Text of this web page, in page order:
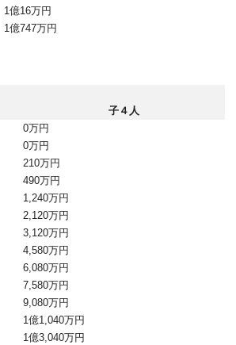
1億16万円
1億747万円
子４人
0万円
0万円
210万円
490万円
1,240万円
2,120万円
3,120万円
4,580万円
6,080万円
7,580万円
9,080万円
1億1,040万円
1億3,040万円